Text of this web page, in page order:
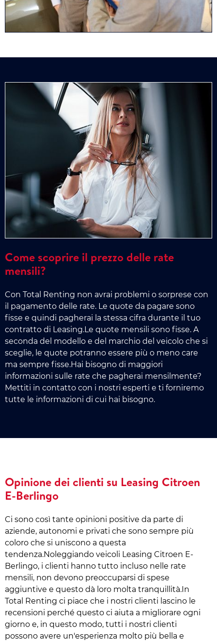
Come scoprire il prezzo delle rate
mensili?
Con Total Renting non avrai problemi o sorprese con
il pagamento delle rate. Le quote da pagare sono
fisse e quindi pagherai la stessa cifra durante il tuo
contratto di Leasing.Le quote mensili sono fisse. A
seconda del modello e del marchio del veicolo che si
sceglie, le quote potranno essere più o meno care
ma sempre fisse.Hai bisogno di maggiori
informazioni sulle rate che pagherai mensilmente?
Mettiti in contatto con i nostri esperti e ti forniremo
tutte le informazioni di cui hai bisogno.
Opinione dei clienti su Leasing Citroen
E-Berlingo
Ci sono così tante opinioni positive da parte di
aziende, autonomi e privati che sono sempre più
coloro che si uniscono a questa
tendenza.Noleggiando veicoli Leasing Citroen E-
Berlingo, i clienti hanno tutto incluso nelle rate
mensili, non devono preoccuparsi di spese
aggiuntive e questo dà loro molta tranquillità.In
Total Renting ci piace che i nostri clienti lascino le
recensioni perché questo ci aiuta a migliorare ogni
giorno e, in questo modo, tutti i nostri clienti
possono avere un'esperienza molto più bella e